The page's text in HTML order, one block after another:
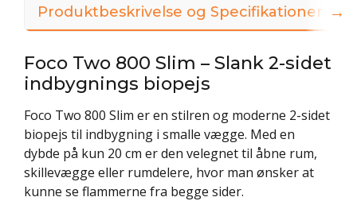
Produktbeskrivelse og Specifikationer
Foco Two 800 Slim – Slank 2-sidet
indbygnings biopejs
Foco Two 800 Slim er en stilren og moderne 2-sidet
biopejs til indbygning i smalle vægge. Med en
dybde på kun 20 cm er den velegnet til åbne rum,
skillevægge eller rumdelere, hvor man ønsker at
kunne se flammerne fra begge sider.
→